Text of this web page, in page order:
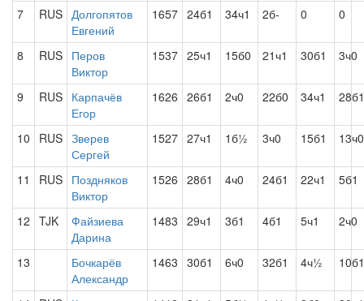
7 RUS Долгопятов
Евгений
1657 24б1 34ч1 2б- 0 0
8 RUS Перов
Виктор
1537 25ч1 15б0 21ч1 30б1 3ч0
9 RUS Карпачёв
Егор
1626 26б1 2ч0 22б0 34ч1 28б1
10 RUS Зверев
Сергей
1527 27ч1 1б½ 3ч0 15б1 13ч0
11 RUS Поздняков
Виктор
1526 28б1 4ч0 24б1 22ч1 5б1
12 TJK
Файзиева
Дарина
1483 29ч1 3б1 4б1 5ч1 2ч0
13
Бочкарёв
Александр
1463 30б1 6ч0 32б1 4ч½ 10б1